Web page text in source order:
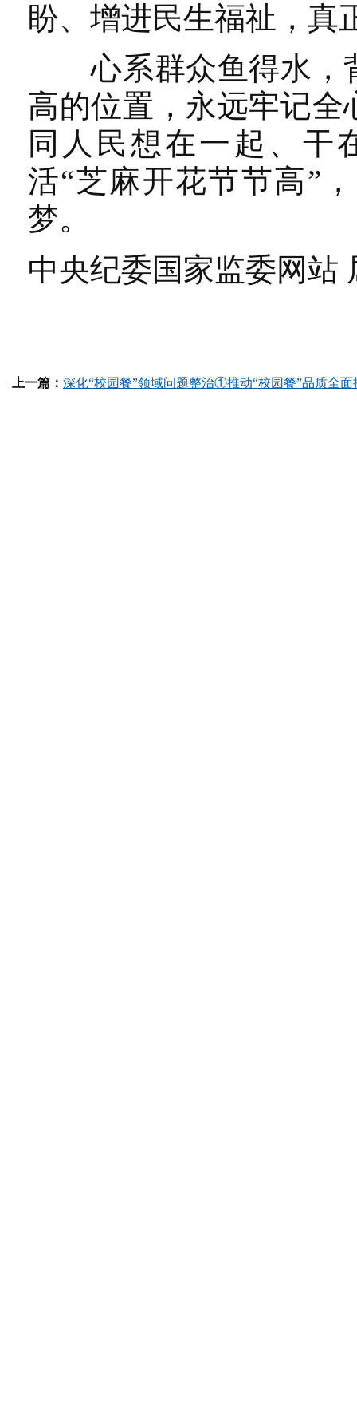
盼、增进民生福祉，真
心系群众鱼得水，
高的位置，永远牢记
同人民想在一起、干
活“芝麻开花节节高”
梦。
中央纪委国家监委网站
上一篇： 深化“校园餐”领域问题整治①推动“校园餐”品质全面